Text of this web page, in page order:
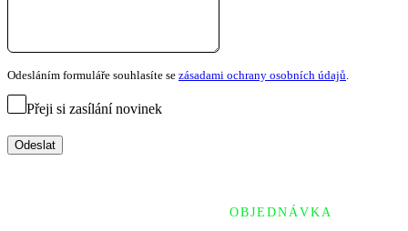
Odesláním formuláře souhlasíte se zásadami ochrany osobních údajů.
Přeji si zasílání novinek
Odeslat
OBJEDNÁVKA